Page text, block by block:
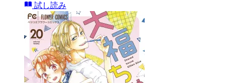
試し読み